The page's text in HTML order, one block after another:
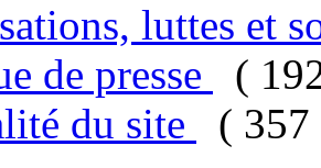
luttes et
de presse
(
du site
( 357